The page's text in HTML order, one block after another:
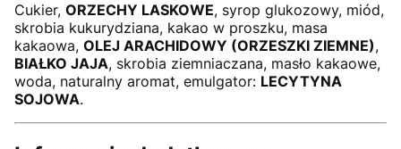
Cukier, ORZECHY LASKOWE, syrop glukozowy, miód,
skrobia kukurydziana, kakao w proszku, masa
kakaowa, OLEJ ARACHIDOWY (ORZESZKI ZIEMNE),
BIAŁKO JAJA, skrobia ziemniaczana, masło kakaowe,
woda, naturalny aromat, emulgator: LECYTYNA
SOJOWA.